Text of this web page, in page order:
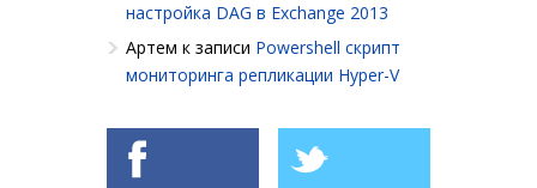
настройка DAG в Exchange 2013
Артем к записи Powershell cкрипт
мониторинга репликации Hyper-V